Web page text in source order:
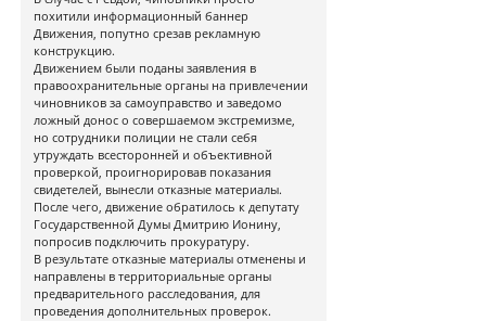
похитили информационный баннер
Движения, попутно срезав рекламную
конструкцию.
Движением были поданы заявления в
правоохранительные органы на привлечении
чиновников за самоуправство и заведомо
ложный донос о совершаемом экстремизме,
но сотрудники полиции не стали себя
утруждать всесторонней и объективной
проверкой, проигнорировав показания
свидетелей, вынесли отказные материалы.
После чего, движение обратилось к депутату
Государственной Думы Дмитрию Ионину,
попросив подключить прокуратуру.
В результате отказные материалы отменены и
направлены в территориальные органы
предварительного расследования, для
проведения дополнительных проверок.